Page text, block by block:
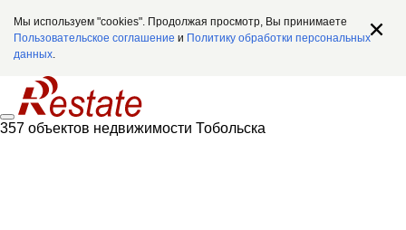
Мы используем "cookies". Продолжая просмотр, Вы принимаете
Пользовательское соглашение и Политику обработки персональных
данных.
357 объектов недвижимости Тобольска